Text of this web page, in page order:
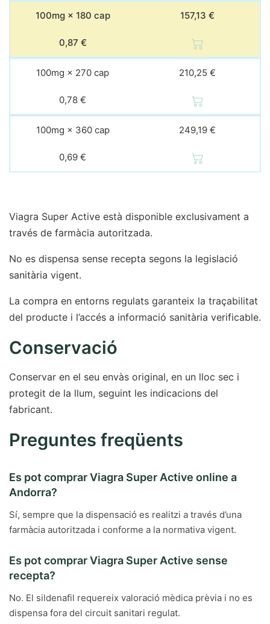
100mg × 180 cap 157,13 €
0,87 €
100mg × 270 cap 210,25 €
0,78 €
100mg × 360 cap 249,19 €
0,69 €
Viagra Super Active està disponible exclusivament a
través de farmàcia autoritzada.
No es dispensa sense recepta segons la legislació
sanitària vigent.
La compra en entorns regulats garanteix la traçabilitat
del producte i l’accés a informació sanitària verificable.
Conservació
Conservar en el seu envàs original, en un lloc sec i
protegit de la llum, seguint les indicacions del
fabricant.
Preguntes freqüents
Es pot comprar Viagra Super Active online a
Andorra?
Sí, sempre que la dispensació es realitzi a través d’una
farmàcia autoritzada i conforme a la normativa vigent.
Es pot comprar Viagra Super Active sense
recepta?
No. El sildenafil requereix valoració mèdica prèvia i no es
dispensa fora del circuit sanitari regulat.